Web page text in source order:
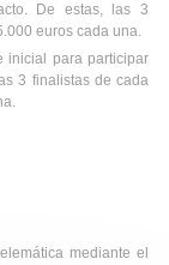
De estas, las 3
euros cada una.
inicial para participar
3 finalistas de cada
mediante el